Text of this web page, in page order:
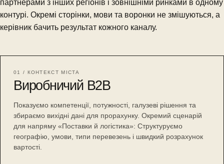
партнерами з інших регіонів і зовнішніми ринками в одному
контурі. Окремі сторінки, мови та воронки не змішуються, а
керівник бачить результат кожного каналу.
01 / КОНТЕКСТ МІСТА
Виробничий B2B
Показуємо компетенції, потужності, галузеві рішення та
збираємо вихідні дані для прорахунку. Окремий сценарій
для напряму «Поставки й логістика»: Структуруємо
географію, умови, типи перевезень і швидкий розрахунок
вартості.